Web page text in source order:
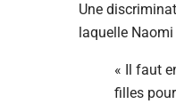
Une
laquelle
« Il faut
filles